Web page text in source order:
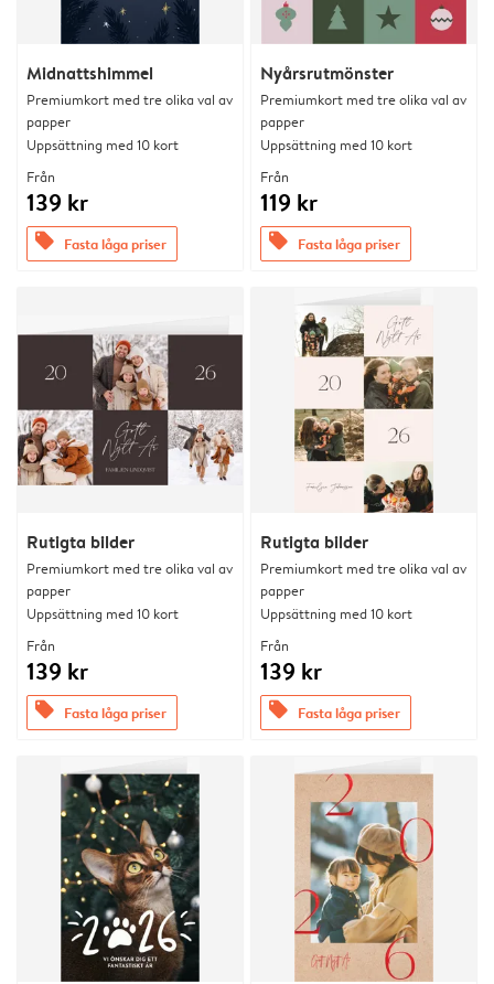
Midnattshimmel
Premiumkort med tre olika val av
papper
Uppsättning med 10 kort
Från
139 kr
offers Fasta låga priser
Nyårsrutmönster
Premiumkort med tre olika val av
papper
Uppsättning med 10 kort
Från
119 kr
offers Fasta låga priser
Rutigta bilder
Premiumkort med tre olika val av
papper
Uppsättning med 10 kort
Från
139 kr
offers Fasta låga priser
Rutigta bilder
Premiumkort med tre olika val av
papper
Uppsättning med 10 kort
Från
139 kr
offers Fasta låga priser